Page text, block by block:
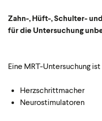
Zahn-, Hüft-, Schulter-
für die Untersuchung
Eine MRT-Untersuchung ist
Herzschrittmacher
Neurostimulatoren